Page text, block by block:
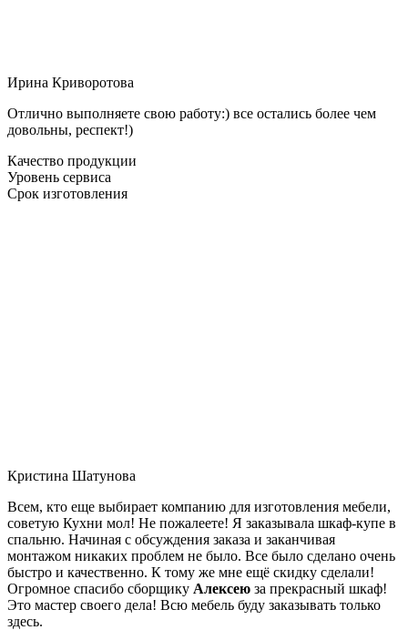
Ирина Криворотова
Отлично выполняете свою работу:) все остались более чем
довольны, респект!)
Качество продукции
Уровень сервиса
Срок изготовления
Кристина Шатунова
Всем, кто еще выбирает компанию для изготовления мебели,
советую Кухни мол! Не пожалеете! Я заказывала шкаф-купе в
спальню. Начиная с обсуждения заказа и заканчивая
монтажом никаких проблем не было. Все было сделано очень
быстро и качественно. К тому же мне ещё скидку сделали!
Огромное спасибо сборщику Алексею за прекрасный шкаф!
Это мастер своего дела! Всю мебель буду заказывать только
здесь.